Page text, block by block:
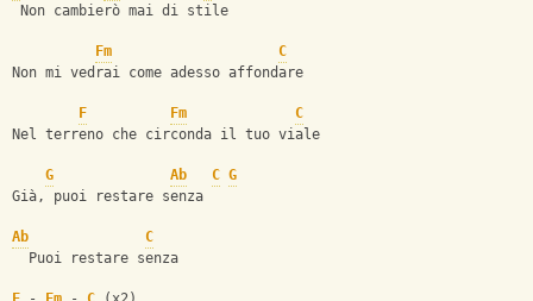
Non cambierò mai di stile
Fm
C
Non mi vedrai come adesso affondare
F Fm
C
Nel terreno che circonda il tuo viale
G Ab C G
Già, puoi restare senza
Ab
C
  Puoi restare senza